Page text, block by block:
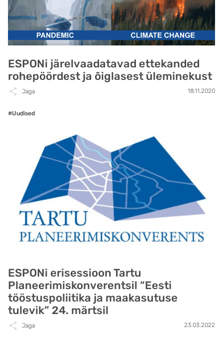
ESPONi järelvaadatavad ettekanded
rohepöördest ja õiglasest üleminekust
Jaga 18.11.2020
#Uudised
ESPONi erisessioon Tartu
Planeerimiskonverentsil “Eesti
tööstuspoliitika ja maakasutuse
tulevik” 24. märtsil
Jaga 23.03.2022